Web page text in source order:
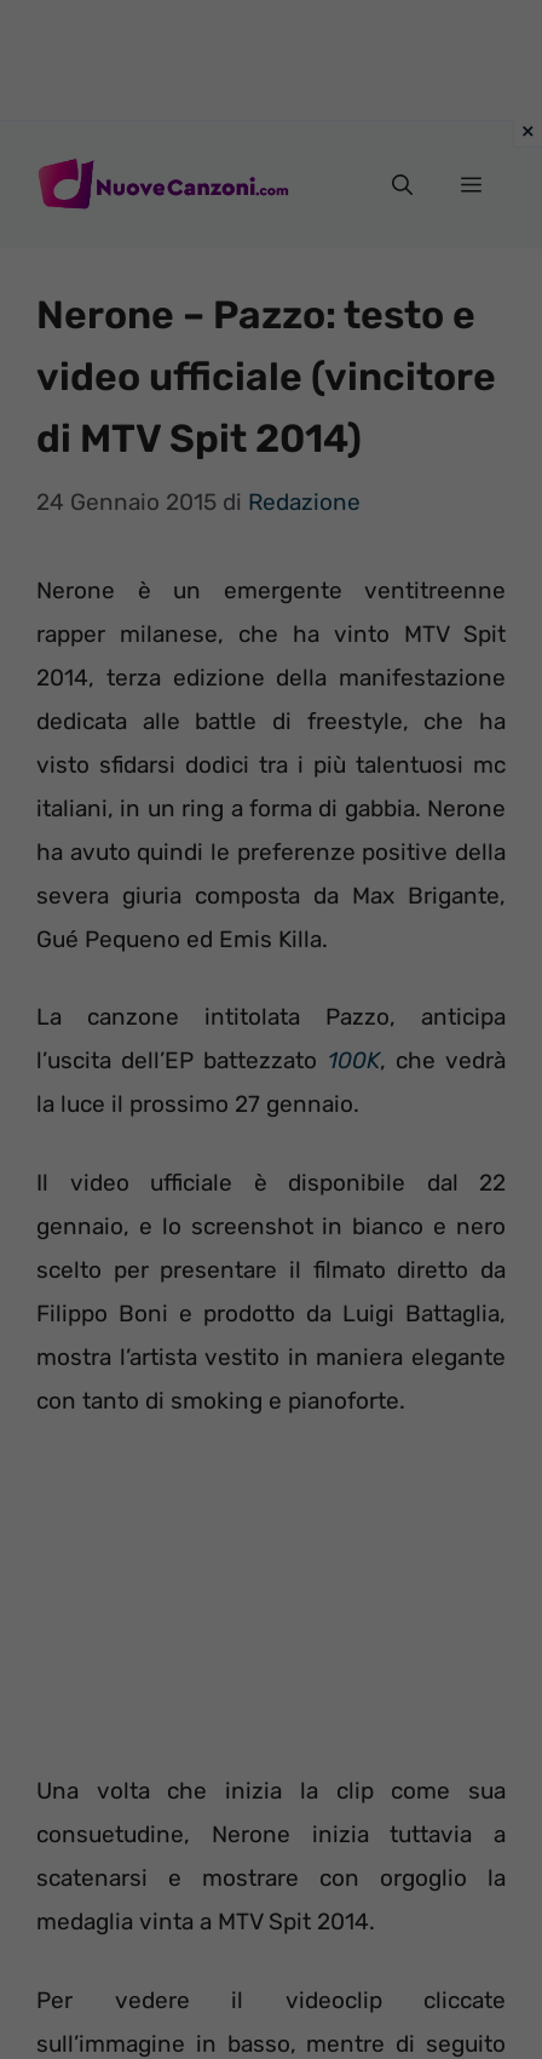
Menu
Nerone – Pazzo: testo e
video ufficiale (vincitore
di MTV Spit 2014)
24 Gennaio 2015 di Redazione
Nerone è un emergente ventitreenne
rapper milanese, che ha vinto MTV Spit
2014, terza edizione della manifestazione
dedicata alle battle di freestyle, che ha
visto sfidarsi dodici tra i più talentuosi mc
italiani, in un ring a forma di gabbia. Nerone
ha avuto quindi le preferenze positive della
severa giuria composta da Max Brigante,
Gué Pequeno ed Emis Killa.
La canzone intitolata Pazzo, anticipa
l’uscita dell’EP battezzato 100K, che vedrà
la luce il prossimo 27 gennaio.
Il video ufficiale è disponibile dal 22
gennaio, e lo screenshot in bianco e nero
scelto per presentare il filmato diretto da
Filippo Boni e prodotto da Luigi Battaglia,
mostra l’artista vestito in maniera elegante
con tanto di smoking e pianoforte.
Una volta che inizia la clip come sua
consuetudine, Nerone inizia tuttavia a
scatenarsi e mostrare con orgoglio la
medaglia vinta a MTV Spit 2014.
Per vedere il videoclip cliccate
sull’immagine in basso, mentre di seguito